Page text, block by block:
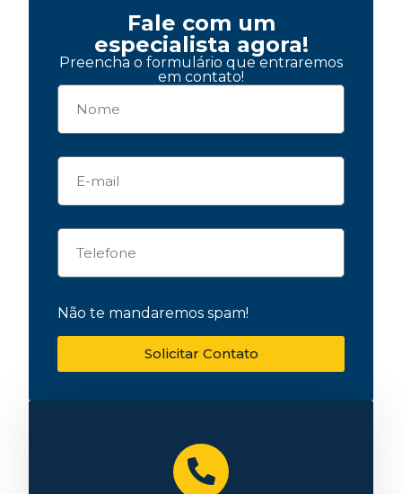
Fale com um
especialista agora!
Preencha o formulário que entraremos
em contato!
Não te mandaremos spam!
Solicitar Contato